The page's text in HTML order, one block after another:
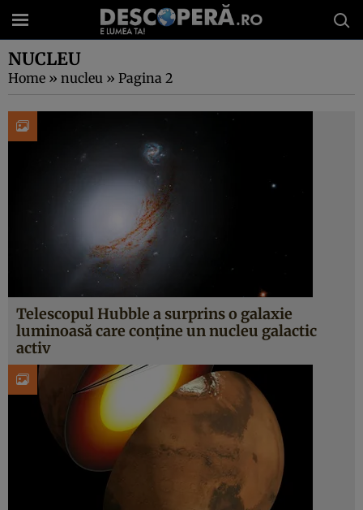
NUCLEU
Home » nucleu » Pagina 2
Telescopul Hubble a surprins o galaxie
luminoasă care conține un nucleu galactic
activ